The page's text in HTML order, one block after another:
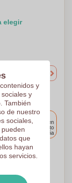
elegir
a.m.
Entrega en
cualquier punto
de España
a la
y
y
También
de nuestro
sociales,
que
hayan
servicios.